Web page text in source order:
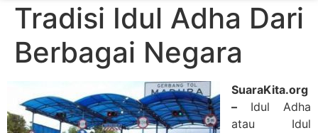
Tradisi Idul Adha Dari
Berbagai Negara
SuaraKita.org
– Idul Adha
atau Idul